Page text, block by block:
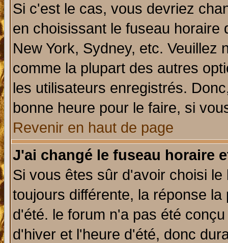
Si c'est le cas, vous devriez
en choisissant le fuseau
New York, Sydney, etc. Veuillez
comme la plupart des autres
les utilisateurs enregistrés.
bonne heure pour le faire, si
Revenir en haut de page
J'ai changé le fuseau horaire
Si vous êtes sûr d'avoir choisi
toujours différente, la réponse
d'été. le forum n'a pas été
d'hiver et l'heure d'été, donc